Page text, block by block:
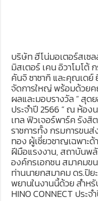
บริษัท ฮีโน่มอเตอร์สเซ
มิสเตอร์ เคน อิวาโมโต้
คันจิ ซาซากิ และคุณเด
จัดการใหญ่ พร้อมด้วยค
ผลและมอบรางวัล “ สุด
ประจำปี 2566 ” ณ ห้อง
เทล ฟิวเจอร์พาร์ค รังสิ
ราชการทั้ง กรมการขน
ทอง ผู้เชี่ยวชาญเฉพา
ฝีมือแรงงาน, สถาบันพ
องค์กรเอกชน สมาคมข
ท่านนายกสมาคม ดร.ปิย
พยานในงานนี้ด้วย สำห
HINO CONNECT ประจ